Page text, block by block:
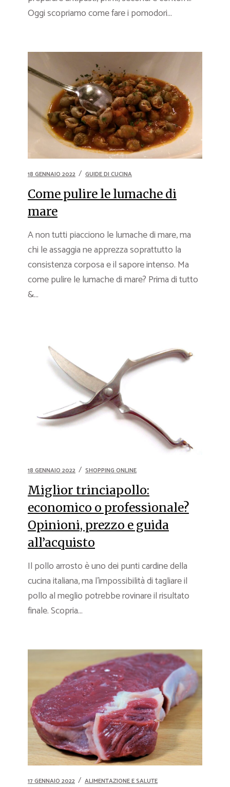
Oggi scopriamo come fare i pomodori...
18 GENNAIO 2022 GUIDE DI CUCINA
Come pulire le lumache di
mare
A non tutti piacciono le lumache di mare, ma
chi le assaggia ne apprezza soprattutto la
consistenza corposa e il sapore intenso. Ma
come pulire le lumache di mare? Prima di tutto
&...
18 GENNAIO 2022 SHOPPING ONLINE
Miglior trinciapollo:
economico o professionale?
Opinioni, prezzo e guida
all’acquisto
Il pollo arrosto è uno dei punti cardine della
cucina italiana, ma l’impossibilità di tagliare il
pollo al meglio potrebbe rovinare il risultato
finale. Scopria...
17 GENNAIO 2022 ALIMENTAZIONE E SALUTE